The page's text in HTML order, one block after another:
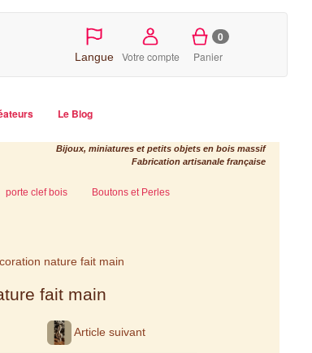
Langue Votre compte
0
Panier
Le Blog
Bijoux, miniatures et petits objets en bois massif
Fabrication artisanale française
porte clef bois Boutons et Perles
nature fait main
fait main
Article suivant